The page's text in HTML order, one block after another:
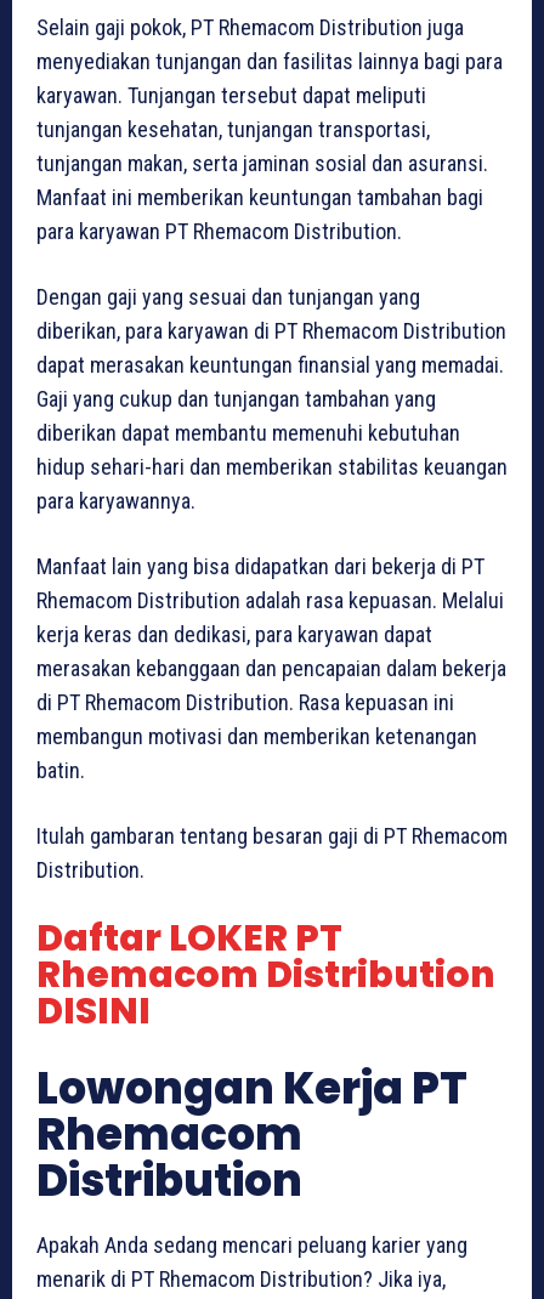
Selain gaji pokok, PT Rhemacom Distribution juga
menyediakan tunjangan dan fasilitas lainnya bagi para
karyawan. Tunjangan tersebut dapat meliputi
tunjangan kesehatan, tunjangan transportasi,
tunjangan makan, serta jaminan sosial dan asuransi.
Manfaat ini memberikan keuntungan tambahan bagi
para karyawan PT Rhemacom Distribution.
Dengan gaji yang sesuai dan tunjangan yang
diberikan, para karyawan di PT Rhemacom Distribution
dapat merasakan keuntungan finansial yang memadai.
Gaji yang cukup dan tunjangan tambahan yang
diberikan dapat membantu memenuhi kebutuhan
hidup sehari-hari dan memberikan stabilitas keuangan
para karyawannya.
Manfaat lain yang bisa didapatkan dari bekerja di PT
Rhemacom Distribution adalah rasa kepuasan. Melalui
kerja keras dan dedikasi, para karyawan dapat
merasakan kebanggaan dan pencapaian dalam bekerja
di PT Rhemacom Distribution. Rasa kepuasan ini
membangun motivasi dan memberikan ketenangan
batin.
Itulah gambaran tentang besaran gaji di PT Rhemacom
Distribution.
Daftar LOKER PT
Rhemacom Distribution
DISINI
Lowongan Kerja PT
Rhemacom
Distribution
Apakah Anda sedang mencari peluang karier yang
menarik di PT Rhemacom Distribution? Jika iya,